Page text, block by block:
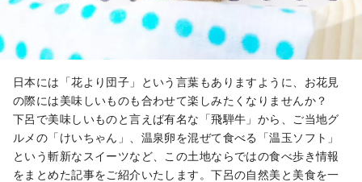
日本には「花より団子」という言葉もありますように、お花見
の際には美味しいものも合わせて楽しみたくなりませんか？
下呂で美味しいものと言えば有名な「飛騨牛」から、ご当地グ
ルメの「けいちゃん」、温泉卵を混ぜて食べる「温玉ソフト」
という斬新なスイーツなど、この土地ならではの食べ歩き情報
をまとめた記事をご紹介いたします。下呂の自然美と美食を一